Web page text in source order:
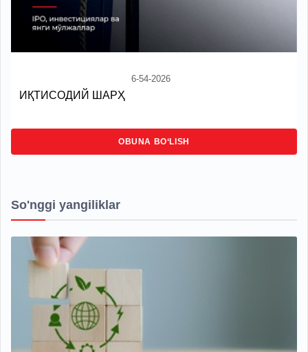
6-54-2026
ИҚТИСОДИЙ ШАРҲ
OBUNA BO‘LISH
So'nggi yangiliklar